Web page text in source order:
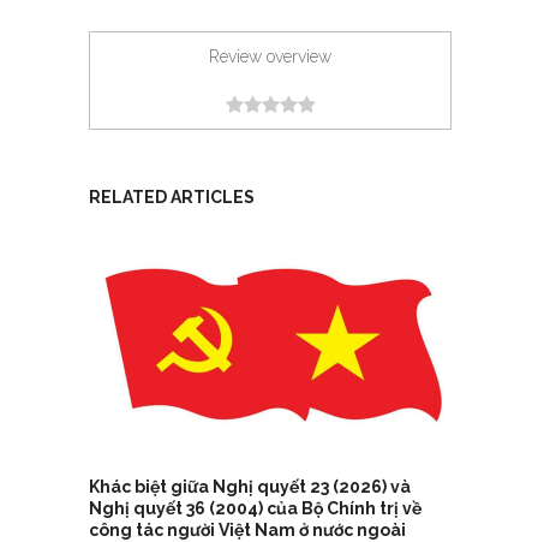
Review overview
RELATED ARTICLES
Khác biệt giữa Nghị quyết 23 (2026) và
Nghị quyết 36 (2004) của Bộ Chính trị về
công tác người Việt Nam ở nước ngoài